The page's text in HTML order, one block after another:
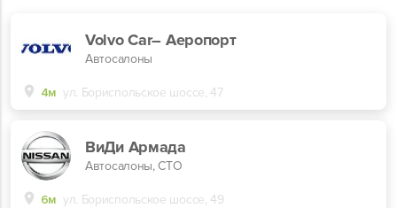
Volvo Car– Аеропорт
Автосалоны
4м ул. Бориспольское шоссе, 47
ВиДи Армада
Автосалоны, СТО
6м ул. Бориспольское шоссе, 49